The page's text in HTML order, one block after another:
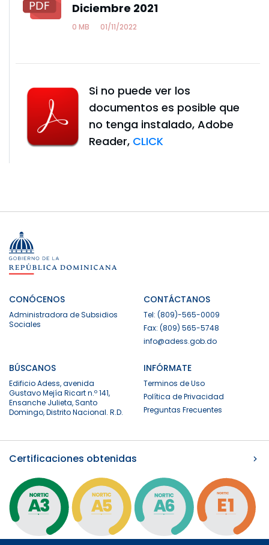
Diciembre 2021
0 MB 01/11/2022
Si no puede ver los
documentos es posible que
no tenga instalado, Adobe
Reader, CLICK
CONÓCENOS
Administradora de Subsidios
Sociales
CONTÁCTANOS
Tel: (809)-565-0009
Fax: (809) 565-5748
info@adess.gob.do
BÚSCANOS
Edificio Adess, avenida
Gustavo Mejía Ricart n.º 141,
Ensanche Julieta, Santo
Domingo, Distrito Nacional. R.D.
INFÓRMATE
Terminos de Uso
Política de Privacidad
Preguntas Frecuentes
Certificaciones obtenidas